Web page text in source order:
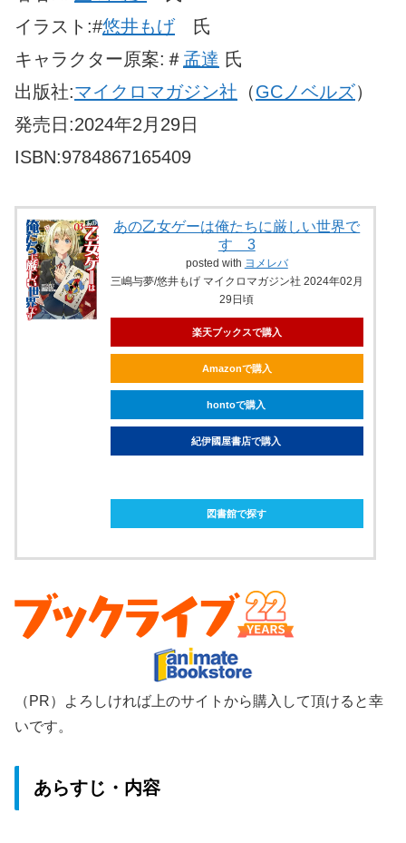
イラスト:#悠井もげ氏
キャラクター原案:＃ 孟達 氏
出版社:マイクロマガジン社 （GCノベルズ）
発売日:2024年2月29日
ISBN:9784867165409
あの乙女ゲーは俺たちに厳しい世界で
す 3
posted with ヨメレバ
三嶋与夢/悠井もげ マイクロマガジン社 2024年02月
29日頃
楽天ブックスで購入
Amazonで購入
hontoで購入
紀伊國屋書店で購入
図書館で探す
（PR）よろしければ上のサイトから購入して頂けると幸
いです。
あらすじ・内容